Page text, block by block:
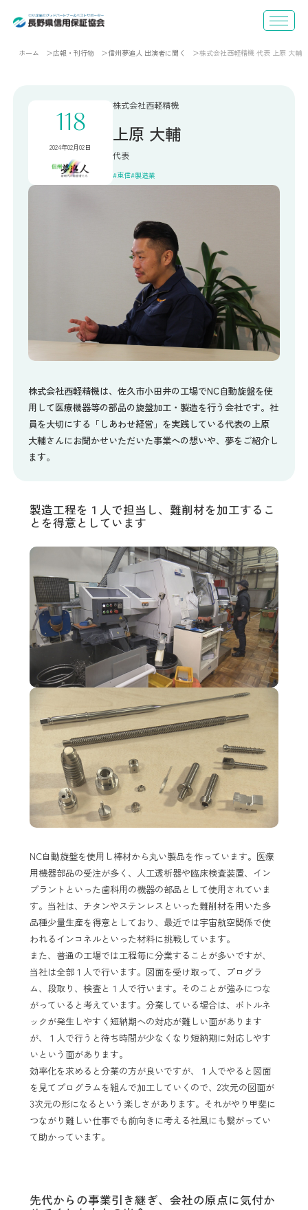
ホーム 広報・刊行物 信州夢追人 出演者に聞く 株式会社西軽精機 代表 上原 大輔
118
2024年02月02日
株式会社西軽精機
上原 大輔
代表
東信 製造業
株式会社西軽精機は、佐久市小田井の工場でNC自動旋盤を使
用して医療機器等の部品の旋盤加工・製造を行う会社です。社
員を大切にする「しあわせ経営」を実践している代表の上原
大輔さんにお聞かせいただいた事業への想いや、夢をご紹介し
ます。
製造工程を１人で担当し、難削材を加工するこ
とを得意としています
NC自動旋盤を使用し棒材から丸い製品を作っています。医療
用機器部品の受注が多く、人工透析器や臨床検査装置、イン
プラントといった歯科用の機器の部品として使用されていま
す。当社は、チタンやステンレスといった難削材を用いた多
品種少量生産を得意としており、最近では宇宙航空関係で使
われるインコネルといった材料に挑戦しています。
また、普通の工場では工程毎に分業することが多いですが、
当社は全部１人で行います。図面を受け取って、プログラ
ム、段取り、検査と１人で行います。そのことが強みにつな
がっていると考えています。分業している場合は、ボトルネ
ックが発生しやすく短納期への対応が難しい面があります
が、１人で行うと待ち時間が少なくなり短納期に対応しやす
いという面があります。
効率化を求めると分業の方が良いですが、１人でやると図面
を見てプログラムを組んで加工していくので、2次元の図面が
3次元の形になるという楽しさがあります。それがやり甲斐に
つながり難しい仕事でも前向きに考える社風にも繋がってい
て助かっています。
先代からの事業引き継ぎ、会社の原点に気付か